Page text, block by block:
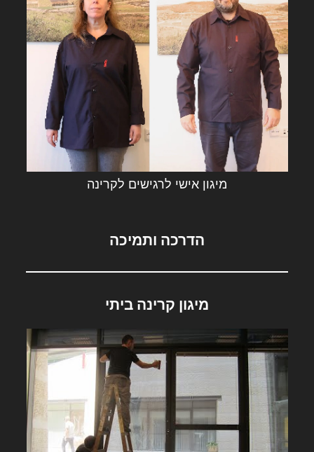
מיגון אישי לרגישים לקרינה
הדרכה ותמיכה
מיגון קרינה ביתי